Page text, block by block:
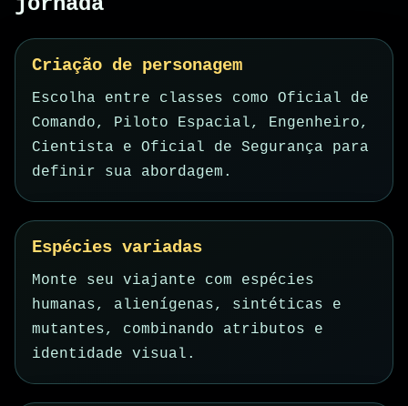
Criação de personagem
Escolha entre classes como Oficial de
Comando, Piloto Espacial, Engenheiro,
Cientista e Oficial de Segurança para
definir sua abordagem.
Espécies variadas
Monte seu viajante com espécies
humanas, alienígenas, sintéticas e
mutantes, combinando atributos e
identidade visual.